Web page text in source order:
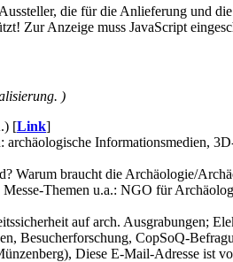
die für die Anlieferung und
Zur Anzeige muss JavaScript
)
[Link]
archäologische Informationsmedien,
Warum braucht die Archäologie/
Messe-Themen u.a.: NGO für
auf arch. Ausgrabungen;
Besucherforschung, CopSoQ-
Diese E-Mail-Adresse ist